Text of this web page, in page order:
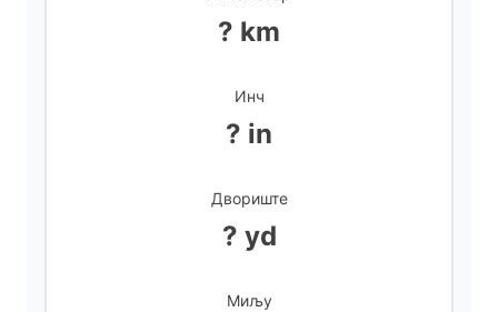
? km
Инч
? in
Двориште
? yd
Миљу